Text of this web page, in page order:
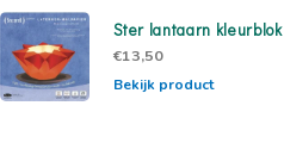
Ster lantaarn kleurblok
€13,50
Bekijk product